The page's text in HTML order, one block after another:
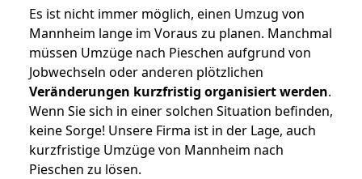
Es ist nicht immer möglich, einen Umzug von
Mannheim lange im Voraus zu planen. Manchmal
müssen Umzüge nach Pieschen aufgrund von
Jobwechseln oder anderen plötzlichen
Veränderungen kurzfristig organisiert werden.
Wenn Sie sich in einer solchen Situation befinden,
keine Sorge! Unsere Firma ist in der Lage, auch
kurzfristige Umzüge von Mannheim nach
Pieschen zu lösen.